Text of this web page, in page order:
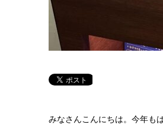
みなさんこんにちは。今年も